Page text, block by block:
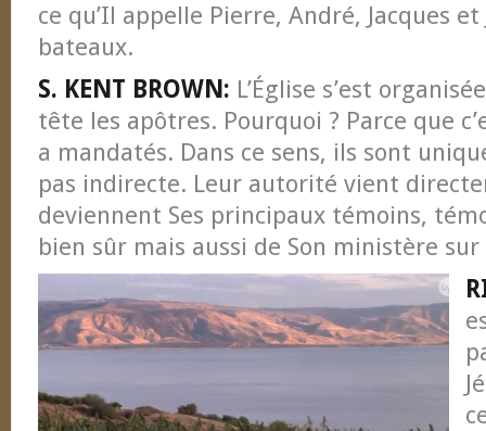
ce qu’Il appelle Pierre, André, Jacques
bateaux.
S. KENT BROWN: L’Église s’est
tête les apôtres. Pourquoi ? Parce que
a mandatés. Dans ce sens, ils sont
pas indirecte. Leur autorité vient
deviennent Ses principaux témoins,
bien sûr mais aussi de Son ministère sur